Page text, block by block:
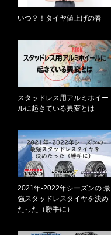
いつ？！タイヤ値上げの春
スタッドレス用アルミホイー
ルに起きている異変とは
2021年-2022年シーズンの 最
強スタッドレスタイヤを決め
たった（勝手に）